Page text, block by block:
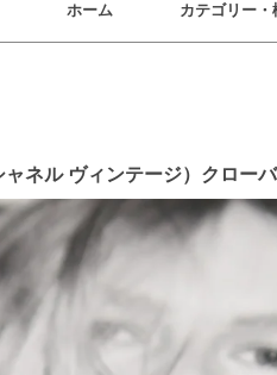
ホーム カテゴリー・
ャネル ヴィンテージ）クロ